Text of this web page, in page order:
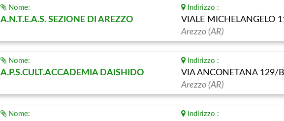
Nome:
A.N.T.E.A.S. SEZIONE DI AREZZO
Indirizzo :
VIALE MICHELANGELO
Arezzo (AR)
Nome:
A.P.S.CULT.ACCADEMIA DAISHIDO
Indirizzo :
VIA ANCONETANA 129/
Arezzo (AR)
Nome: Indirizzo :